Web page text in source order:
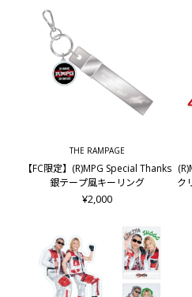
THE RAMPAGE
【FC限定】(R)MPG Special Thanks
銀テープ風キーリング
¥2,000
ク